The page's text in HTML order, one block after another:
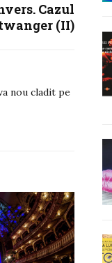
Cazul
(II)
nou cladit pe